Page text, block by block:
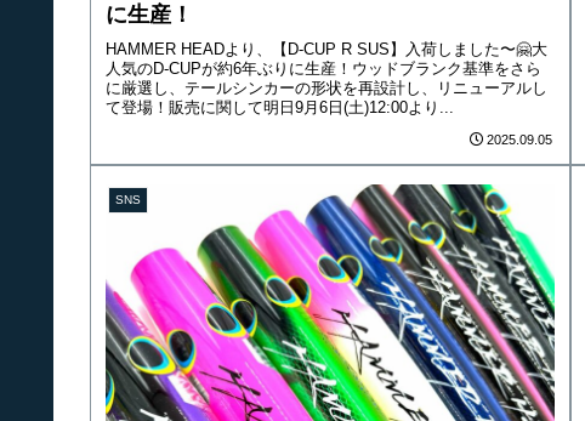
に生産！
HAMMER HEADより、【D-CUP R SUS】入荷しました〜🤗大
人気のD-CUPが約6年ぶりに生産！ウッドブランク基準をさら
に厳選し、テールシンカーの形状を再設計し、リニューアルし
て登場！販売に関して明日9月6日(土)12:00より...
2025.09.05
SNS